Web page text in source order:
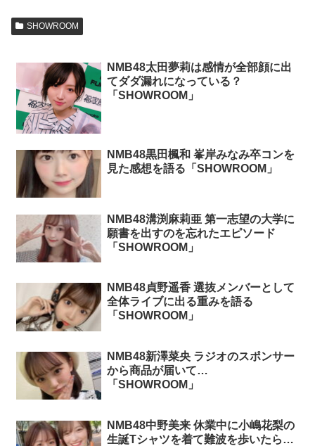
SHOWROOM
NMB48太田夢莉は感情が全部顔に出
てダダ漏れになっている？
「SHOWROOM」
NMB48黒田楓和 峯岸みなみ卒コンを
見た感想を語る「SHOWROOM」
NMB48溝渕麻莉亜 第一志望の大学に
願書を出すのを忘れたエピソード
「SHOWROOM」
NMB48貞野遥香 選抜メンバーとして
全体ライブに出る重みを語る
「SHOWROOM」
NMB48新澤菜央 ラジオのスポンサー
から商品が届いて…
「SHOWROOM」
NMB48中野美来 休業中に小嶋花梨の
生誕Tシャツを着て難波を歩いたら…